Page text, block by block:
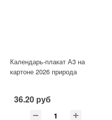
Календарь-плакат А3 на
картоне 2026 природа
36.20 руб